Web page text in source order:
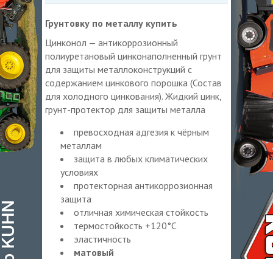
Грунтовку по металлу купить
Цинконол — антикоррозионный
полиуретановый цинконаполненный грунт
для защиты металлоконструкций с
содержанием цинкового порошка (Состав
для холодного цинкования). Жидкий цинк,
грунт-протектор для защиты металла
превосходная адгезия к чёрным
металлам
защита в любых климатических
условиях
протекторная антикоррозионная
защита
отличная химическая стойкость
термостойкость +120°С
эластичность
матовый